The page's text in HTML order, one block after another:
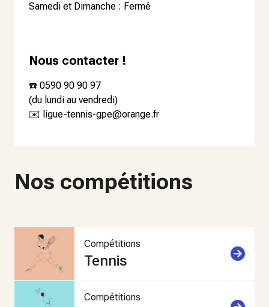
Samedi et Dimanche : Fermé
Nous contacter !
☎️ 0590 90 90 97
(du lundi au vendredi)
✉️ ligue-tennis-gpe@orange.fr
Nos compétitions
Compétitions
Tennis
Compétitions